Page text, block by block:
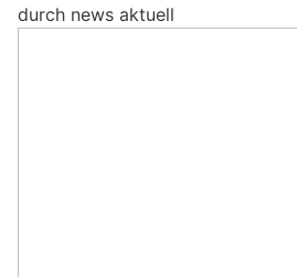
durch news aktuell